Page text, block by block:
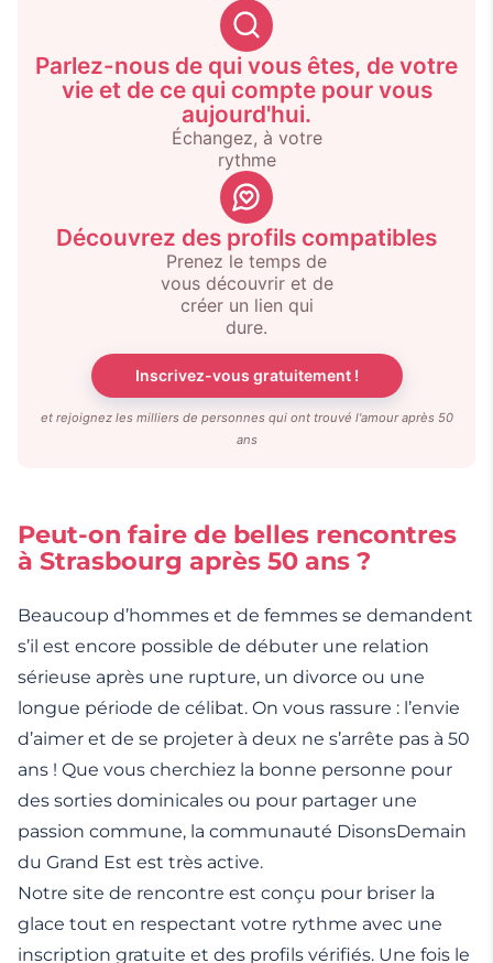
Parlez-nous de qui vous êtes, de votre
vie et de ce qui compte pour vous
aujourd'hui.
Échangez, à votre
rythme
Découvrez des profils compatibles
Prenez le temps de
vous découvrir et de
créer un lien qui
dure.
Inscrivez-vous gratuitement !
et rejoignez les milliers de personnes qui ont trouvé l'amour après 50
ans
Peut-on faire de belles rencontres
à Strasbourg après 50 ans ?
Beaucoup d’hommes et de femmes se demandent
s’il est encore possible de débuter une relation
sérieuse après une rupture, un divorce ou une
longue période de célibat. On vous rassure : l’envie
d’aimer et de se projeter à deux ne s’arrête pas à 50
ans ! Que vous cherchiez la bonne personne pour
des sorties dominicales ou pour partager une
passion commune, la communauté DisonsDemain
du Grand Est est très active.
Notre site de rencontre est conçu pour briser la
glace tout en respectant votre rythme avec une
inscription gratuite et des profils vérifiés. Une fois le